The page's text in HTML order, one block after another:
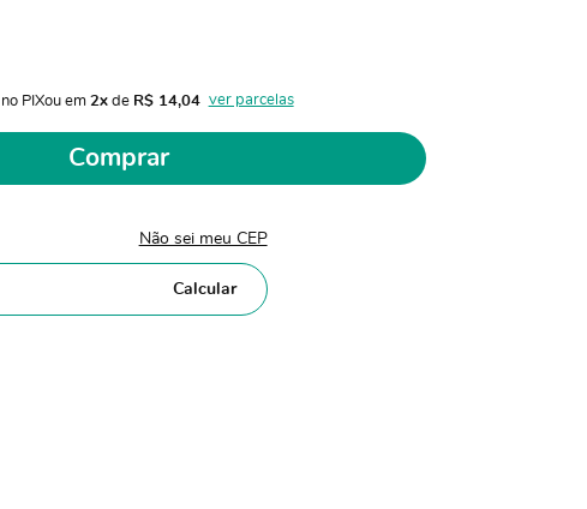
PIXou em 2x de R$ 14,04 ver parcelas
Comprar
Não sei meu CEP
Calcular